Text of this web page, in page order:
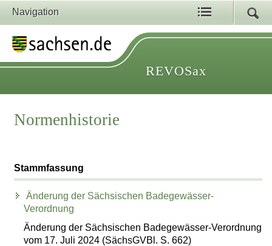
Navigation
REVOSax
Normenhistorie
Stammfassung
Änderung der Sächsischen Badegewässer-
Verordnung
Änderung der Sächsischen Badegewässer-Verordnung
vom 17. Juli 2024 (SächsGVBl. S. 662)